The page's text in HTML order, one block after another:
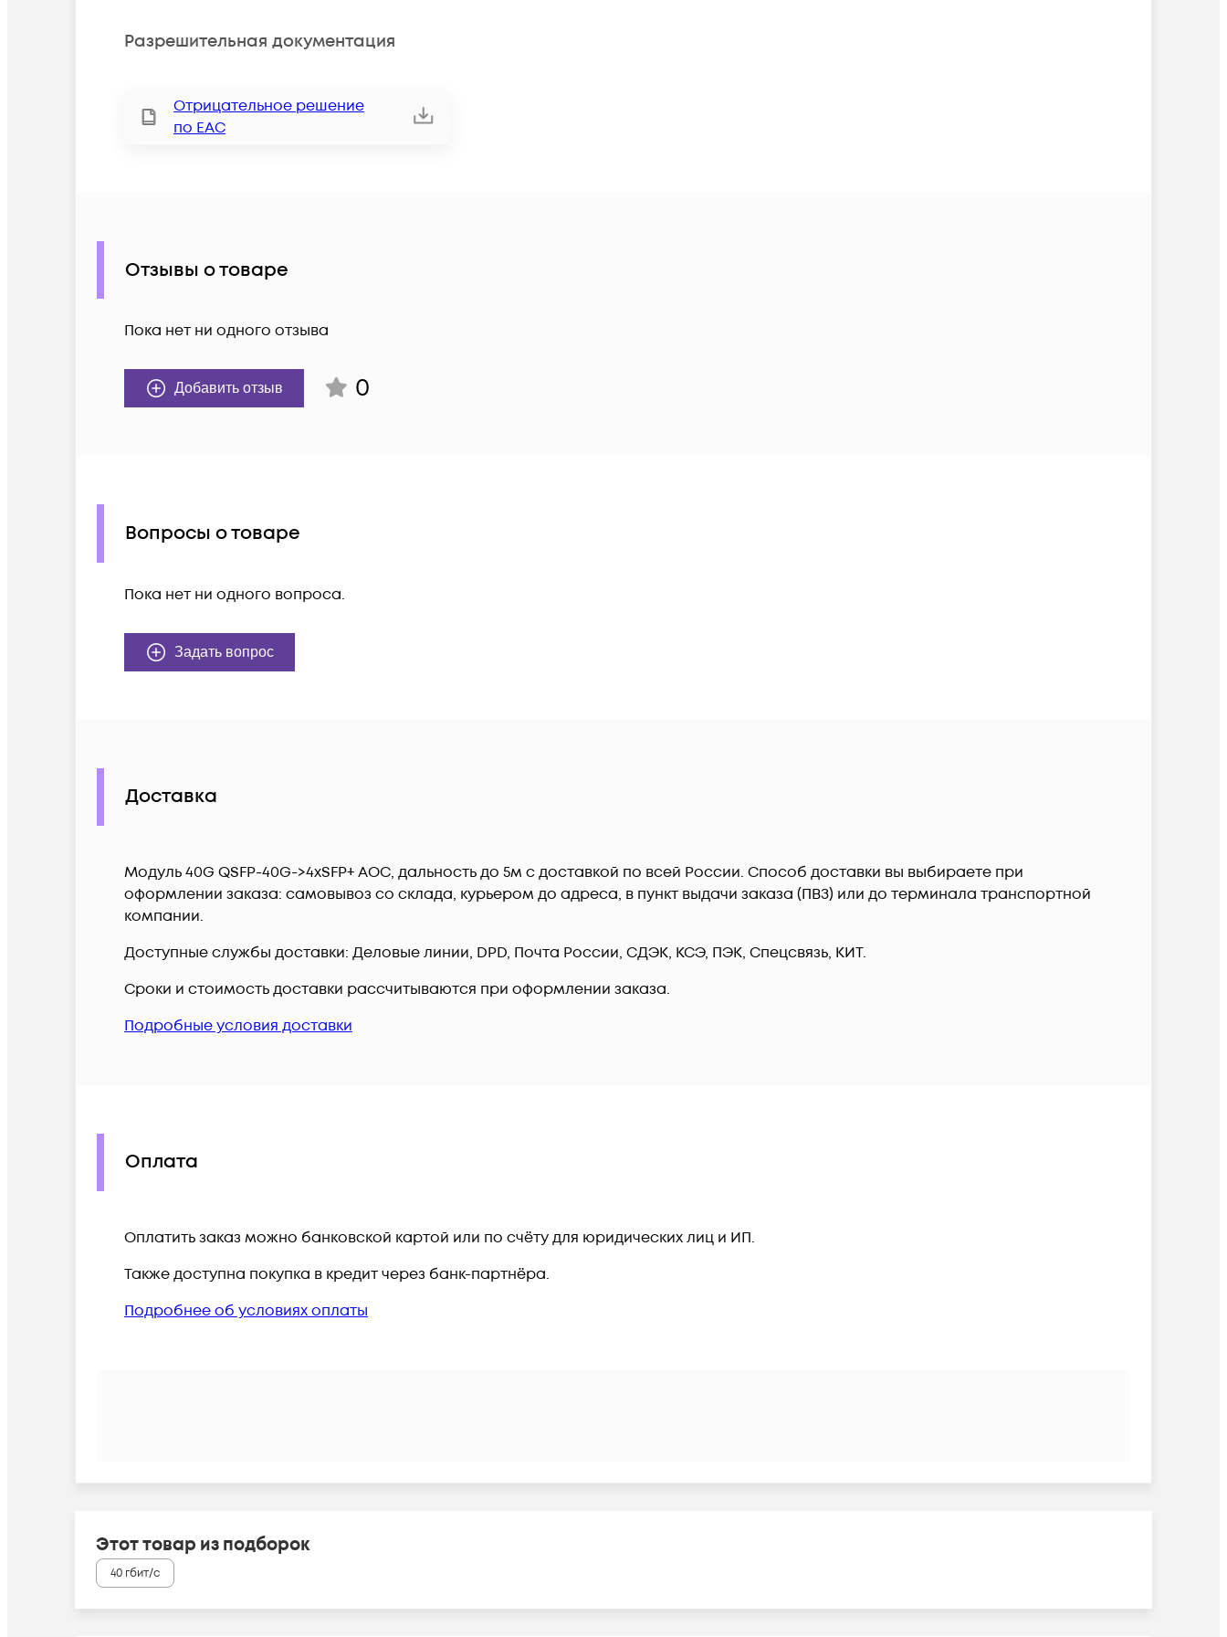
Разрешительная документация
Отрицательное решение
по ЕАС
Отзывы о товаре
Пока нет ни одного отзыва
Добавить отзыв 0
Вопросы о товаре
Пока нет ни одного вопроса.
Задать вопрос
Доставка
Модуль 40G QSFP-40G->4xSFP+ AOC, дальность до 5м c доставкой по всей России. Способ доставки вы выбираете при
оформлении заказа: самовывоз со склада, курьером до адреса, в пункт выдачи заказа (ПВЗ) или до терминала транспортной
компании.
Доступные службы доставки: Деловые линии, DPD, Почта России, СДЭК, КСЭ, ПЭК, Спецсвязь, КИТ.
Сроки и стоимость доставки рассчитываются при оформлении заказа.
Подробные условия доставки
Оплата
Оплатить заказ можно банковской картой или по счёту для юридических лиц и ИП.
Также доступна покупка в кредит через банк-партнёра.
Подробнее об условиях оплаты
Этот товар из подборок
40 гбит/с